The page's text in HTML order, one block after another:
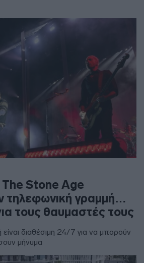
Stone Age
τηλεφωνική γραμμή…
τους θαυμαστές τους
διαθέσιμη 24/7 για να μπορούν
μήνυμα